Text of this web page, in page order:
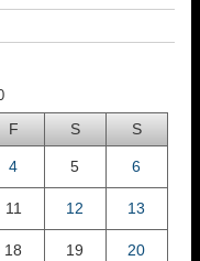
F S S
4 5 6
11 12 13
18 19 20